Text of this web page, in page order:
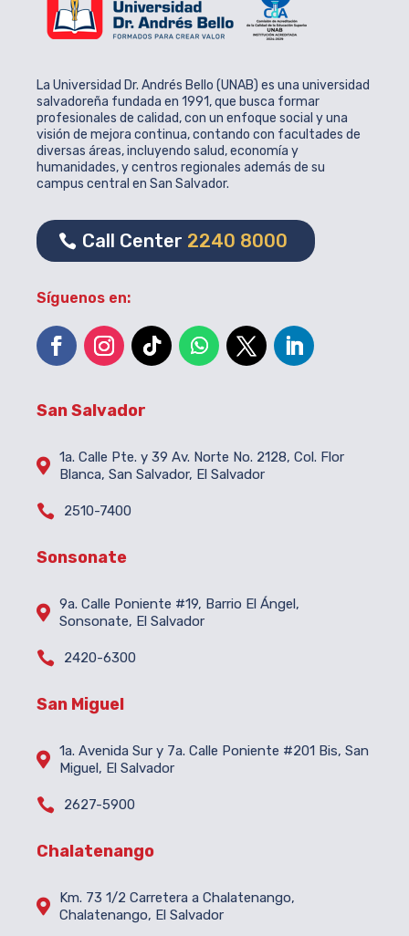
La Universidad Dr. Andrés Bello (UNAB) es una universidad
salvadoreña fundada en 1991, que busca formar
profesionales de calidad, con un enfoque social y una
visión de mejora continua, contando con facultades de
diversas áreas, incluyendo salud, economía y
humanidades, y centros regionales además de su
campus central en San Salvador.
Call Center 2240 8000
Síguenos en:
San Salvador
 1a. Calle Pte. y 39 Av. Norte No. 2128, Col. Flor
Blanca, San Salvador, El Salvador
 2510-7400
Sonsonate
 9a. Calle Poniente #19, Barrio El Ángel,
Sonsonate, El Salvador
 2420-6300
San Miguel
 1a. Avenida Sur y 7a. Calle Poniente #201 Bis, San
Miguel, El Salvador
 2627-5900
Chalatenango

Km. 73 1/2 Carretera a Chalatenango,
Chalatenango, El Salvador